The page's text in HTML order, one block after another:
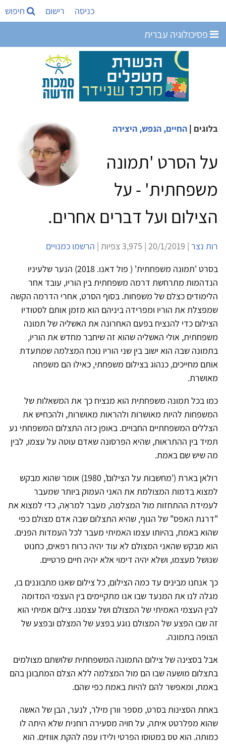
כניסה רישום חיפוש
פסיכולוגיה עברית
בלוגים | החיים, הנפש, היצירה
על הסרט 'תמונה
משפחתית' - על
הצילום ועל דברים אחרים.
רות נצר | 20/1/2019 | 3,975 צפיות |
הרשמו כמנויים
בסרט 'תמונה משפחתית' ( פול דאנו. 2018) הנער שלעיניו
הנדהמות מתרחשת דרמה משפחתית בין הוריו, עובד אחר
הלימודים כצלם של משפחות. בסוף הסרט, אחרי הדרמה הקשה
שמפצלת את הוריו ומפרידה ביניהם הוא מזמן אותם לסטודיו
הצילום כדי להנציח בפעם האחרונה את האשליה של תמונה
משפחתית, אולי האשליה שהוא זה שיחבר מחדש את הוריו,
בתמונה שבה הוא ישוב בין שני הוריו נוכח המצלמה שמתעדת
אותם מחייכים, כנהוג בצילום משפחתי, כאילו הם משפחה
מאושרת.
כמו בכל תמונה משפחתית הוא מנציח כך את המשאלות של
המשפחות להיות מאושרות ולהראות מאושרות, ולהכחיש את
הצללים המשפחתיים החבויים. באופן כזה התצלום המשפחתי נע
תמיד בין ההתראוּת, שהיא הפרסונה שאדם עוטה על עצמו, לבין
מה שיש שם באמת.
רולאן בארת ('מחשבות על הצילום', 1980) אומר שהוא מבקש
למצוא בדמות המצולמת את האני העמוק ביותר שמעבר
לעמידת ההתחזות מול המצלמה, מעבר למראֶה, כדי למצוא את
"דרגת האפס" של הגוף, שהיא התצלום שבה אדם מצולם כפי
שהוא באמת, בהיותו עצמו האמיתי מעבר לכל העמדות הפנים.
הוא מבקש שהאני המצולם לא עוד יהיה כרוח רפאים, כחנוט
שנושל מעצמו, ושלא יהיה דימוי אלא יהיה חיים פרטיים.
כך אנחנו מבינים עד כמה הצילום, כל צילום שאנו מתבוננים בו,
מגלה לנו את המנעד שבו אנו מתקיימים בין העצמי המדומה
לבין העצמי האמיתי של המצולם ושל עצמנו. צילום אמיתי הוא
זה שבו הפצע של המצולם נוגע בפצע של המצלם ובפצע של
הצופה בתמונה.
אבל בסצינה של צילום התמונה המשפחתית שלושתם מצולמים
בתצלום מושעה שבו הם מול המצלמה ללא הצלם המתבונן בהם
באמת, ומאפשר להם להיות באמת כפי שהם.
באחת הסצינות בסרט, מספר וורן מילר, לנער, הבן של האשה
שהוא מפלרטט איתה, על חויה מסעירה רוחנית שלא היתה לו
כמותה. הוא טס במטוסו הפרטי ולידו עפה להקת אווזים. הוא